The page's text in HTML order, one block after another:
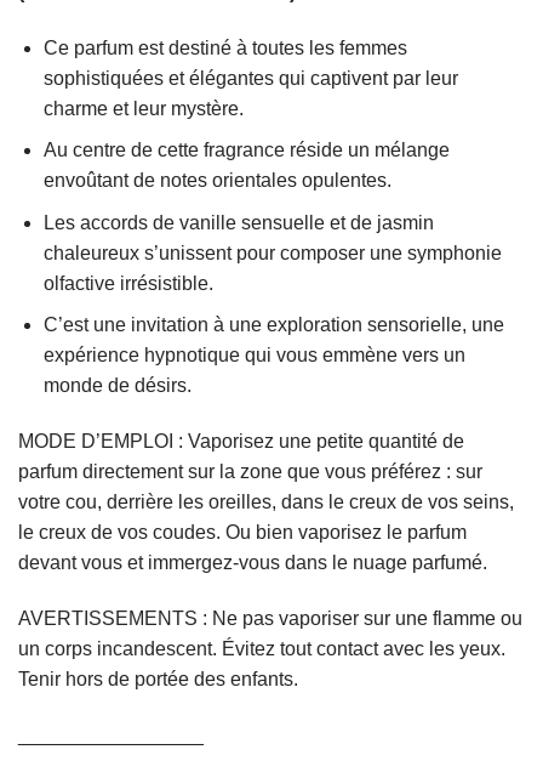
Ce parfum est destiné à toutes les femmes
sophistiquées et élégantes qui captivent par leur
charme et leur mystère.
Au centre de cette fragrance réside un mélange
envoûtant de notes orientales opulentes.
Les accords de vanille sensuelle et de jasmin
chaleureux s’unissent pour composer une symphonie
olfactive irrésistible.
C’est une invitation à une exploration sensorielle, une
expérience hypnotique qui vous emmène vers un
monde de désirs.
MODE D’EMPLOI : Vaporisez une petite quantité de
parfum directement sur la zone que vous préférez : sur
votre cou, derrière les oreilles, dans le creux de vos seins,
le creux de vos coudes. Ou bien vaporisez le parfum
devant vous et immergez-vous dans le nuage parfumé.
AVERTISSEMENTS : Ne pas vaporiser sur une flamme ou
un corps incandescent. Évitez tout contact avec les yeux.
Tenir hors de portée des enfants.